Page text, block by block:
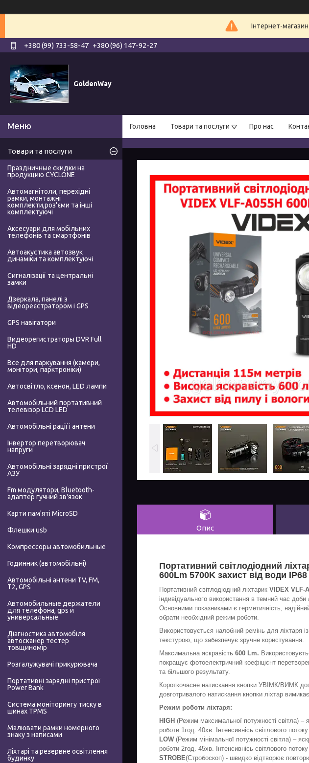
Інтернет-
+380 (99) 733-58-47 +380 (96) 147-92-27
GoldenWay
Головна Товари та послуги Про нас
Опис
Портативний світлодіодний
600Lm 5700K захист від води IP68
Портативний світлодіодний ліхтарик VIDEX VLF-
індивідуального використання в темний час
Основними показниками є герметичність,
обрати необхідний режим роботи.
Використовується налобний ремінь для ліхтаря
текстурою, що забезпечує зручне користування.
Максимальна яскравість 600 Lm.
покращує фотоелектричний коефіцієнт
та більшого результату.
Короткочасне натискання кнопки УВІМК/ВИМК
довготривалого натискання кнопки ліхтар
Режим роботи ліхтаря:
HIGH (Режим максимальної потужності світла) –
роботи 1год. 40хв. Інтенсивнісь світлового
LOW (Режим мінімальної потужності світла) –
роботи 2год. 45хв. Інтенсивнісь світлового потоку
STROBE(Стробоскоп) - швидко відтворює
Товари та послуги
Праздничные скидки на
продукцию CYCLONE
Автомагнітоли, перехідні
рамки, монтажні
комплекти,роз'єми та інші
комплектуючі
Аксесуари для мобільних
телефонів та смартфонів
Автоакустика автозвук
динаміки та комплектуючі
Сигналізації та центральні
замки
Дзеркала, панелі з
відеореєстратором і GPS
GPS навігатори
Видеорегистраторы DVR Full
HD
Все для паркування (камери,
монітори, парктроніки)
Автосвітло, ксенон, LED лампи
Автомобільний портативний
телевізор LCD LED
Автомобільні рації і антени
Інвертор перетворювач
напруги
Автомобільні зарядні пристрої
АЗУ
Fm модулятори, Bluetooth-
адаптер гучний зв'язок
Карти пам'яті MicroSD
Флешки usb
Компрессоры автомобильные
Годинник (автомобільні)
Автомобільні антени TV, FM,
T2, GPS
Автомобильные держатели
для телефона, gps и
универсальные
Діагностика автомобіля
автосканер тестер
товщиномір
Розгалужувачі прикурювача
Портативні зарядні пристрої
Power Bank
Система моніторингу тиску в
шинах TPMS
Малювати рамки номерного
знаку з написами
Ліхтарі та резервне освітлення
будинку